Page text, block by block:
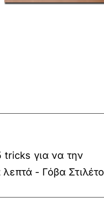
tricks για να την
- Γόβα Στιλέτο